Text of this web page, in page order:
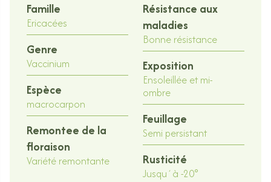
Famille
Ericacées
Genre
Vaccinium
Espèce
macrocarpon
Remontee de la
floraison
Variété remontante
Résistance aux
maladies
Bonne résistance
Exposition
Ensoleillée et mi-
ombre
Feuillage
Semi persistant
Rusticité
Jusqu´à -20°